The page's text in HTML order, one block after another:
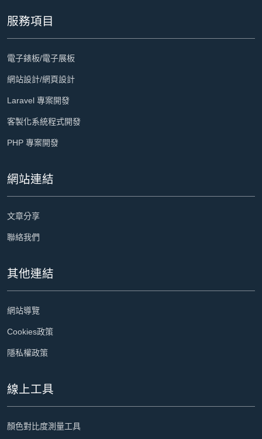
服務項目
電子錶板/電子展板
網站設計/網頁設計
Laravel 專案開發
客製化系統程式開發
PHP 專案開發
網站連結
文章分享
聯絡我們
其他連結
網站導覽
Cookies政策
隱私權政策
線上工具
顏色對比度測量工具